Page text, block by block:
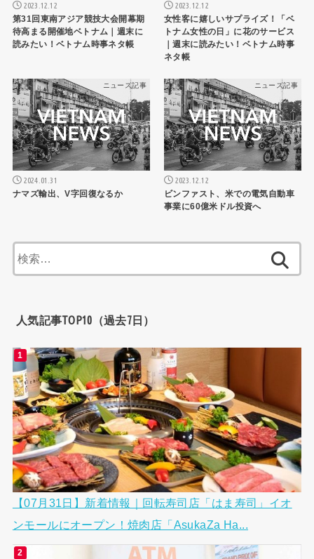
2023.12.12
第31回東南アジア競技大会開幕期
待高まる開催地ベトナム｜週末に
読みたい！ベトナム時事ネタ帳
2023.12.12
女性客に嬉しいサプライズ！「ベ
トナム女性の日」に花のサービス
｜週末に読みたい！ベトナム時事
ネタ帳
ニュース記事
2024.01.31
ナマズ輸出、V字回復なるか
ニュース記事
2023.12.12
ビンファスト、米での電気自動車
事業に60億米ドル投資へ
索:
人気記事TOP10（過去7日）
【07月31日】新着情報｜回転寿司店「はま寿司」イオ
ンモールにオープン！焼肉店「AsukaZa Ha...